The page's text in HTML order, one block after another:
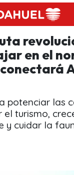
en el
conectará
potenciar las
turismo,
y cuidar la